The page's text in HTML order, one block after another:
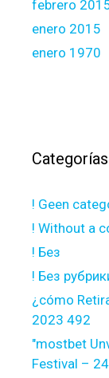
febrero
enero 2015
enero 1970
Categorías
! Geen
! Without a
! Без
! Без
¿cómo
2023 492
"mostbet
Festival –